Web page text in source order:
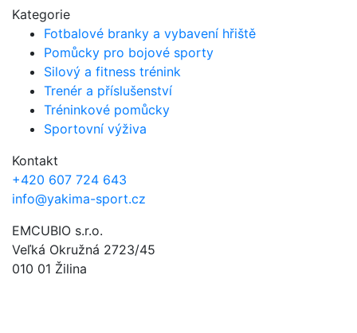
Kategorie
Fotbalové branky a vybavení hřiště
Pomůcky pro bojové sporty
Silový a fitness trénink
Trenér a příslušenství
Tréninkové pomůcky
Sportovní výživa
Kontakt
+420 607 724 643
info@yakima-sport.cz
EMCUBIO s.r.o.
Veľká Okružná 2723/45
010 01 Žilina